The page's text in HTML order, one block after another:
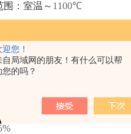
迎您！
自局域网的朋友！有什么可以帮
您的吗？
围：室温～ 1100℃
L，≤±0.1mg/L